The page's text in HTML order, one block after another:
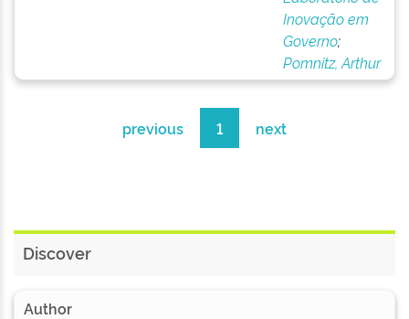
Inovação em
Governo;
Pomnitz, Arthur
previous 1 next
Discover
Author